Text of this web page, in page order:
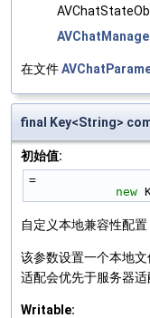
在文件
final Key<String>
初始值:
=
new
自定义本地兼容性配置
该参数设置一个本地
适配会优先于服务器适
Writable: